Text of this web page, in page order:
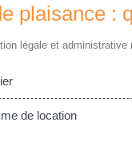
plaisance :
légale et administrative
de location